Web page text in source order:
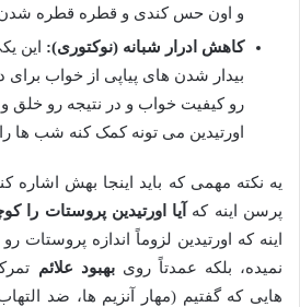
و اون حس کندی و قطره قطره
کاهش ادرار شبانه (نوکتوری): این
بیدار شدن های پیاپی از خواب
رو کیفیت خواب و در نتیجه رو خلق و
اورتیدین می تونه کمک کنه شب ها
یه نکته مهمی که باید اینجا بهش اشاره
پرسن اینه که
آیا اورتیدین پروستات را
اینه که اورتیدین لزوماً اندازه
نمیده، بلکه عمدتاً رویبهبود علائم
هایی که گفتیم (مهار آنزیم ها، ضد